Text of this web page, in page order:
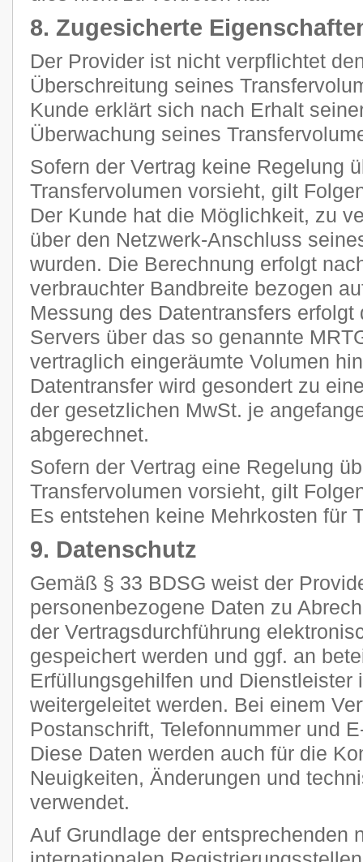
8. Zugesicherte
Der Provider ist nicht verpflichtet
Überschreitung seines
Kunde erklärt sich nach Erhalt
Überwachung seines
Sofern der Vertrag keine Regelung
Transfervolumen vorsieht, gilt
Der Kunde hat die Möglichkeit, zu
über den Netzwerk-Anschluss
wurden. Die Berechnung erfolgt
verbrauchter Bandbreite bezogen
Messung des Datentransfers
Servers über das so genannte
vertraglich eingeräumte Volumen
Datentransfer wird gesondert zu
der gesetzlichen MwSt. je
abgerechnet.
Sofern der Vertrag eine Regelung
Transfervolumen vorsieht, gilt
Es entstehen keine Mehrkosten für
9. Datenschutz
Gemäß § 33 BDSG weist der
personenbezogene Daten zu
der Vertragsdurchführung
gespeichert werden und ggf. an
Erfüllungsgehilfen und Dienstleister
weitergeleitet werden. Bei einem
Postanschrift, Telefonnummer und
Diese Daten werden auch für die
Neuigkeiten, Änderungen und
verwendet.
Auf Grundlage der entsprechenden